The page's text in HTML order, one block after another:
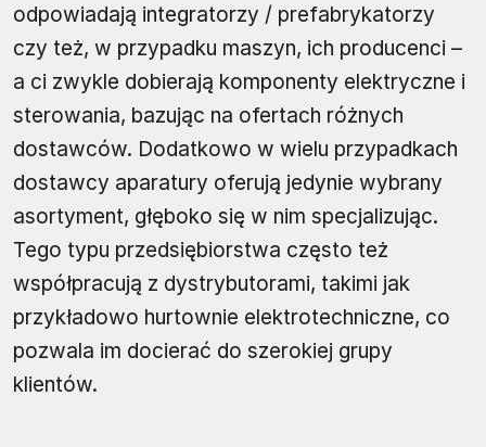
odpowiadają integratorzy / prefabrykatorzy
czy też, w przypadku maszyn, ich producenci –
a ci zwykle dobierają komponenty elektryczne i
sterowania, bazując na ofertach różnych
dostawców. Dodatkowo w wielu przypadkach
dostawcy aparatury oferują jedynie wybrany
asortyment, głęboko się w nim specjalizując.
Tego typu przedsiębiorstwa często też
współpracują z dystrybutorami, takimi jak
przykładowo hurtownie elektrotechniczne, co
pozwala im docierać do szerokiej grupy
klientów.